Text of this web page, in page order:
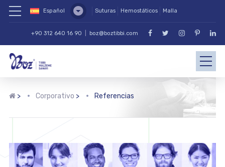
Español Suturas Hemostáticos Malla
+90 312 640 16 90 boz@boztibbi.com
> Corporativo > Referencias